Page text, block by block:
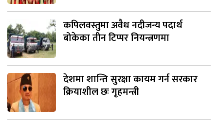
कपिलवस्तुमा अवैध नदीजन्य पदार्थ
बोकेका तीन टिप्पर नियन्त्रणमा
देशमा शान्ति सुरक्षा कायम गर्न सरकार
क्रियाशील छः गृहमन्त्री